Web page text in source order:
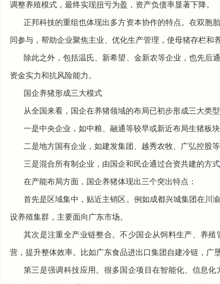
调整养殖模式，最终实现扭亏为盈，资产负债率显著下降。
正邦科技的重组也体现出多方资本协作的特点。在双胞
同参与，帮助企业聚焦主业、优化生产管理，使母猪存栏和
除此之外，包括温氏、新希望、金新农等企业，也先后
资金实力和抗风险能力。
国企养猪形成三大模式
从全国来看，国企在养猪领域的布局已初步形成三大类
一是中央企业，如中粮、融通等较早或新近布局生猪板
二是地方国有企业，如建发集团、越秀农牧、广弘控股
三是混合所有制企业，由国企和民企通过合资共建的方
在产能布局方面，国企养猪体现出三个突出特点：
首先是区域集中，贴近主销区。例如成都兴城集团在川
设养殖集群，主要面向广东市场。
其次是注重全产业链整合。不少国企从饲料生产、养
营，提升整体效率。比如广东食品进出口集团自建冷链，广
第三是强调科技应用。很多国企项目在智能化、信息